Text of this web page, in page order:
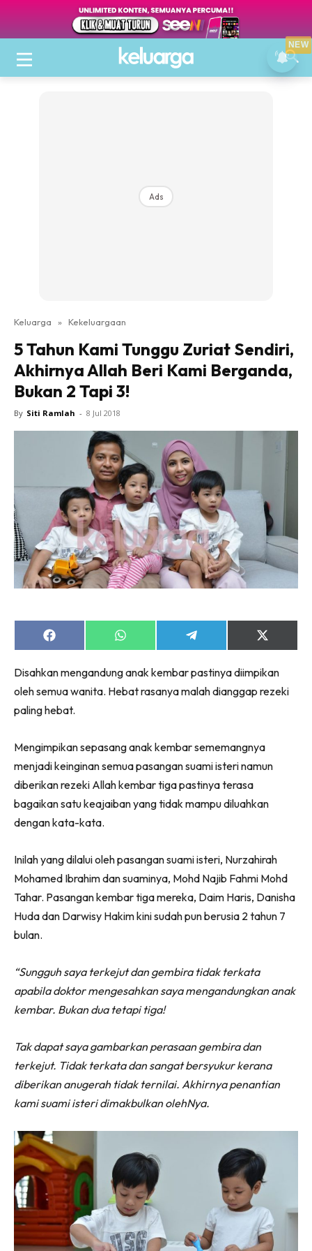
Ads
Keluarga » Kekeluargaan
5 Tahun Kami Tunggu Zuriat Sendiri,
Akhirnya Allah Beri Kami Berganda,
Bukan 2 Tapi 3!
By Siti Ramlah - 8 Jul 2018
Share
on
Share
on
Share
on
Share
on
(Twitter)
Disahkan mengandung anak kembar pastinya diimpikan
oleh semua wanita. Hebat rasanya malah dianggap rezeki
paling hebat.
Mengimpikan sepasang anak kembar sememangnya
menjadi keinginan semua pasangan suami isteri namun
diberikan rezeki Allah kembar tiga pastinya terasa
bagaikan satu keajaiban yang tidak mampu diluahkan
dengan kata-kata.
Inilah yang dilalui oleh pasangan suami isteri, Nurzahirah
Mohamed Ibrahim dan suaminya, Mohd Najib Fahmi Mohd
Tahar. Pasangan kembar tiga mereka, Daim Haris, Danisha
Huda dan Darwisy Hakim kini sudah pun berusia 2 tahun 7
bulan.
“Sungguh saya terkejut dan gembira tidak terkata
apabila doktor mengesahkan saya mengandungkan anak
kembar. Bukan dua tetapi tiga!
Tak dapat saya gambarkan perasaan gembira dan
terkejut. Tidak terkata dan sangat bersyukur kerana
diberikan anugerah tidak ternilai. Akhirnya penantian
kami suami isteri dimakbulkan olehNya.
NEW